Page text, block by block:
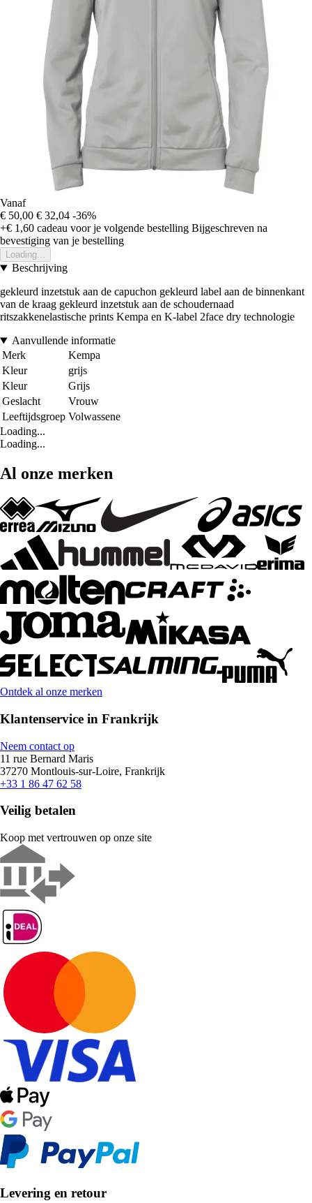
Vanaf
€ 50,00 € 32,04 -36%
+€ 1,60 cadeau voor je volgende bestelling Bijgeschreven na
bevestiging van je bestelling
Loading...
Beschrijving
gekleurd inzetstuk aan de capuchon gekleurd label aan de binnenkant
van de kraag gekleurd inzetstuk aan de schoudernaad
ritszakkenelastische prints Kempa en K-label 2face dry technologie
Aanvullende informatie
Merk
Kempa
Kleur
grijs
Kleur
Grijs
Geslacht
Vrouw
Leeftijdsgroep Volwassene
Loading...
Loading...
Al onze merken
Ontdek al onze merken
Klantenservice in Frankrijk
Neem contact op
11 rue Bernard Maris
37270 Montlouis-sur-Loire, Frankrijk
+33 1 86 47 62 58
Veilig betalen
Koop met vertrouwen op onze site
Levering en retour